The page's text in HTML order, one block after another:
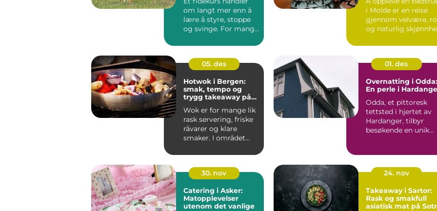
om langt mer enn å
lære å styre, stoppe
og svinge. For mange
i Molde er en reise
gjennom velvære, ro
og naturlig
05. des
Hotwok i Bergen:
smak, tempo og
trygg takeaway på
Wok er for mange lik
rask servering, friske
råvarer og klare
smaker. I området
01. des
Overnatting i Odda:
En perle i
Odda, et pittoresk
tettsted i hjertet av
Hardanger, tilbyr
besøkende en unik
30. nov
Catering i Asker:
Matopplevelser
utenom det vanlige
24. nov
Takeaway i Sartor:
Rask og smakfull
asiatisk mat på